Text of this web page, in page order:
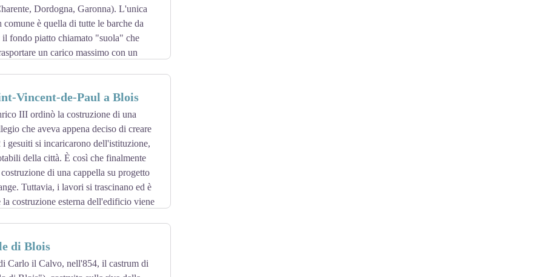
Dordogna, Garonna). L'unica
comune è quella di tutte le barche da
fondo piatto chiamato "suola" che
un carico massimo con un
con "clins", cioè le tavole che
da pezzi di legno.
e di vari prodotti agricoli, di vini
vini dell'haut pays...), di materiali da
di prodotti metallurgici (ancore e
Vincent-de-Paul a Blois
III ordinò la costruzione di una
che aveva appena deciso di creare
gesuiti si incaricarono dell'istituzione,
della città. È così che finalmente
di una cappella su progetto
Tuttavia, i lavori si trascinano ed è
costruzione esterna dell'edificio viene
hanno perso la direzione del Collegio
viene dismesso.
divenne nuovamente luogo di
di Blois
Carlo il Calvo, nell'854, il castrum di